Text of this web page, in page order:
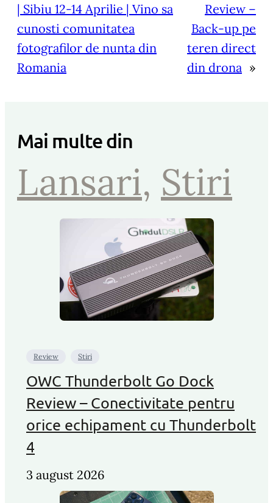
| Sibiu 12-14 Aprilie | Vino sa
cunosti comunitatea
fotografilor de nunta din
Romania
Review –
Back-up pe
teren direct
din drona »
Mai multe din
Lansari, Stiri
Review Stiri
OWC Thunderbolt Go Dock
Review – Conectivitate pentru
orice echipament cu Thunderbolt
4
3 august 2026